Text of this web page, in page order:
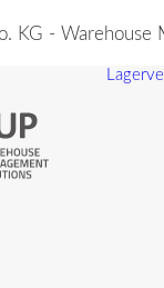
KG - Warehouse